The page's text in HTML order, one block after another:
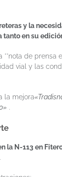
y la
tanto en su
**nota de
vial y las
la mejora
.
la N-113 en